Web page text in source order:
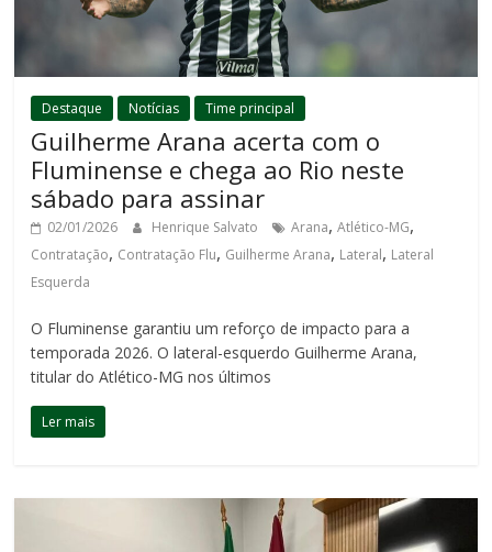
Destaque Notícias Time principal
Guilherme Arana acerta com o
Fluminense e chega ao Rio neste
sábado para assinar
02/01/2026 Henrique Salvato Arana,Atlético-MG,
Contratação, Contratação Flu, Guilherme Arana, Lateral, Lateral
Esquerda
O Fluminense garantiu um reforço de impacto para a
temporada 2026. O lateral-esquerdo Guilherme Arana,
titular do Atlético-MG nos últimos
Ler mais